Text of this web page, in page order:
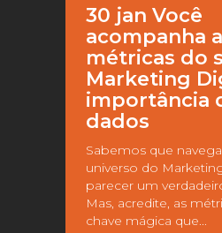
30 jan Você
acompanha
métricas do
Marketing
importância
dados
Sabemos que
universo do
parecer um
Mas, acredite, as
chave mágica que...